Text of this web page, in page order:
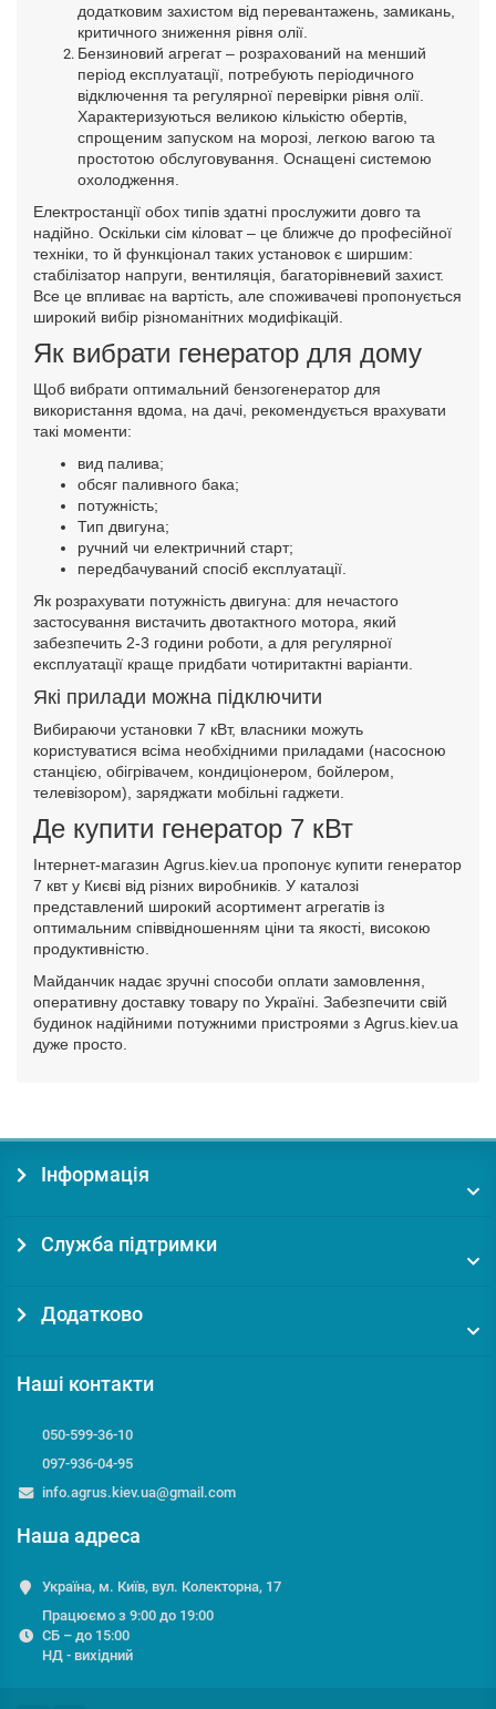
додатковим захистом від перевантажень, замикань,
критичного зниження рівня олії.
Бензиновий агрегат – розрахований на менший
період експлуатації, потребують періодичного
відключення та регулярної перевірки рівня олії.
Характеризуються великою кількістю обертів,
спрощеним запуском на морозі, легкою вагою та
простотою обслуговування. Оснащені системою
охолодження.
Електростанції обох типів здатні прослужити довго та
надійно. Оскільки сім кіловат – це ближче до професійної
техніки, то й функціонал таких установок є ширшим:
стабілізатор напруги, вентиляція, багаторівневий захист.
Все це впливає на вартість, але споживачеві пропонується
широкий вибір різноманітних модифікацій.
Як вибрати генератор для дому
Щоб вибрати оптимальний бензогенератор для
використання вдома, на дачі, рекомендується врахувати
такі моменти:
вид палива;
обсяг паливного бака;
потужність;
Тип двигуна;
ручний чи електричний старт;
передбачуваний спосіб експлуатації.
Як розрахувати потужність двигуна: для нечастого
застосування вистачить двотактного мотора, який
забезпечить 2-3 години роботи, а для регулярної
експлуатації краще придбати чотиритактні варіанти.
Які прилади можна підключити
Вибираючи установки 7 кВт, власники можуть
користуватися всіма необхідними приладами (насосною
станцією, обігрівачем, кондиціонером, бойлером,
телевізором), заряджати мобільні гаджети.
Де купити генератор 7 кВт
Інтернет-магазин Agrus.kiev.ua пропонує купити генератор
7 квт у Києві від різних виробників. У каталозі
представлений широкий асортимент агрегатів із
оптимальним співвідношенням ціни та якості, високою
продуктивністю.
Майданчик надає зручні способи оплати замовлення,
оперативну доставку товару по Україні. Забезпечити свій
будинок надійними потужними пристроями з Agrus.kiev.ua
дуже просто.
Інформація
Служба підтримки
Додатково
Наші контакти
050-599-36-10
097-936-04-95
info.agrus.kiev.ua@gmail.com
Наша адреса
Україна, м. Київ, вул. Колекторна, 17
Працюємо з 9:00 до 19:00
СБ – до 15:00
НД - вихідний